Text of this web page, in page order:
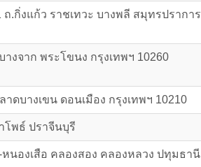
ถ.กิ่งแก้ว ราชเทวะ บางพลี สมุทรปราการ
งจาก พระโขนง กรุงเทพฯ 10260
าดบางเขน ดอนเมือง กรุงเทพฯ 10210
โพธ์ ปราจีนบุรี
นองเสือ คลองสอง คลองหลวง ปทุมธานี